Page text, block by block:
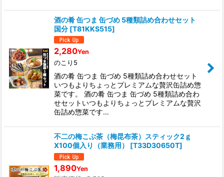
酒の肴 缶つま 缶づめ 5種類詰め合わせセット
国分 [T81KKS515]
2,280Yen
のこり5
酒の肴 缶つま 缶づめ 5種類詰め合わせセット
いつもよりちょっとプレミアムな贅沢缶詰め惣
菜です。 酒の肴 缶つま 缶づめ 5種類詰め合わ
せセットいつもよりちょっとプレミアムな贅沢
缶詰め惣菜です…
不二の梅こぶ茶（梅昆布茶）スティック2ｇ
X100個入り（業務用）
[T33D30650T]
1,890Yen